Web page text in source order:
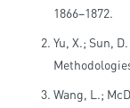
1866–1872.
Yu, X.; Sun,
Wang, L.;